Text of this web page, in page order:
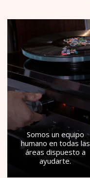
Somos un equipo
humano en todas las
áreas dispuesto a
ayudarte.